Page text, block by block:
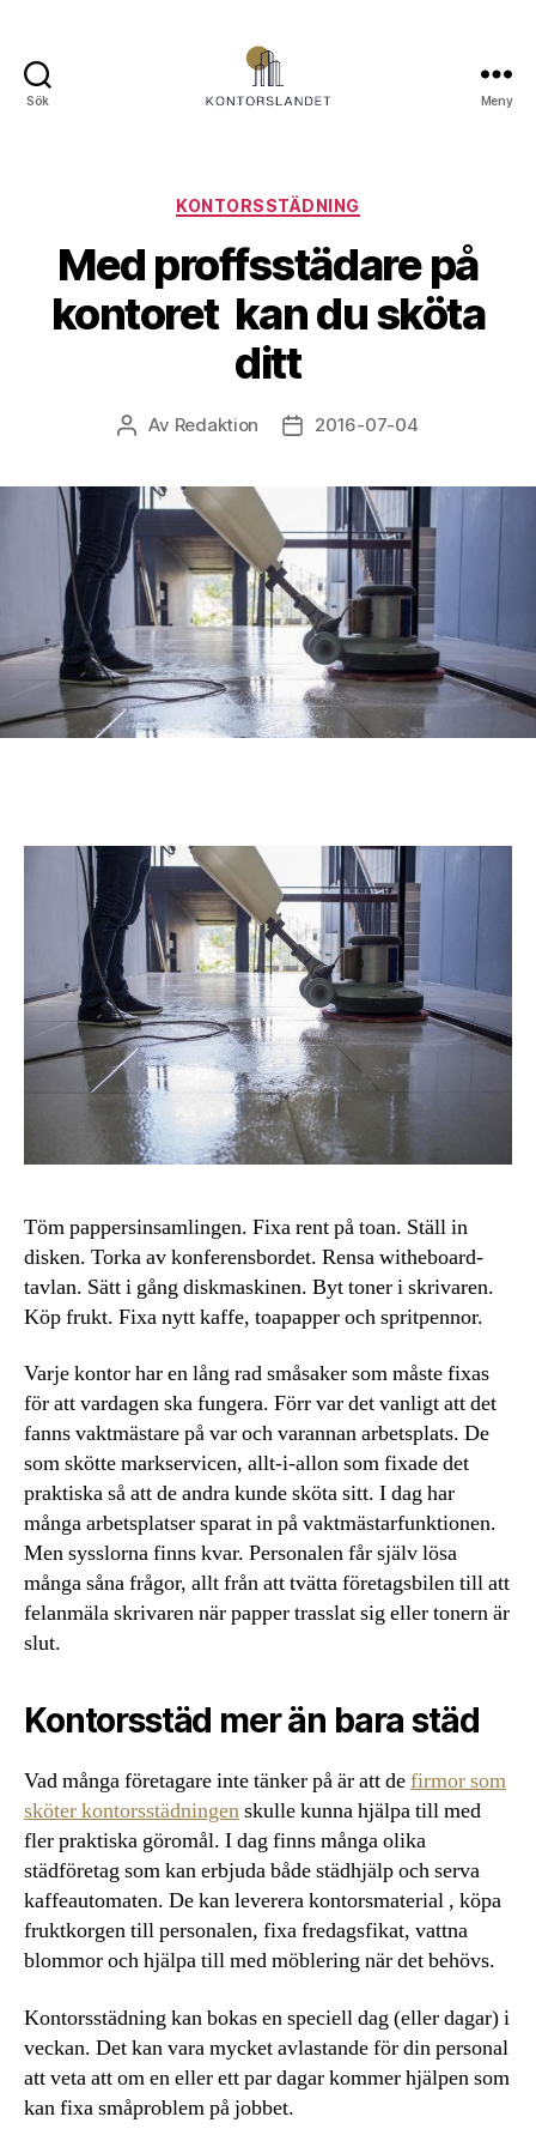
Sök Meny
Kategorier
KONTORSSTÄDNING
Med proffsstädare på
kontoret kan du sköta
ditt
Inläggsförfattare
Av Redaktion Inläggsdatum
2016-07-04
Töm pappersinsamlingen. Fixa rent på toan. Ställ in
disken. Torka av konferensbordet. Rensa witheboard-
tavlan. Sätt i gång diskmaskinen. Byt toner i skrivaren.
Köp frukt. Fixa nytt kaffe, toapapper och spritpennor.
Varje kontor har en lång rad småsaker som måste fixas
för att vardagen ska fungera. Förr var det vanligt att det
fanns vaktmästare på var och varannan arbetsplats. De
som skötte markservicen, allt-i-allon som fixade det
praktiska så att de andra kunde sköta sitt. I dag har
många arbetsplatser sparat in på vaktmästarfunktionen.
Men sysslorna finns kvar. Personalen får själv lösa
många såna frågor, allt från att tvätta företagsbilen till att
felanmäla skrivaren när papper trasslat sig eller tonern är
slut.
Kontorsstäd mer än bara städ
Vad många företagare inte tänker på är att defirmor som
sköter kontorsstädningenskulle kunna hjälpa till med
fler praktiska göromål. I dag finns många olika
städföretag som kan erbjuda både städhjälp och serva
kaffeautomaten. De kan leverera kontorsmaterial , köpa
fruktkorgen till personalen, fixa fredagsfikat, vattna
blommor och hjälpa till med möblering när det behövs.
Kontorsstädning kan bokas en speciell dag (eller dagar) i
veckan. Det kan vara mycket avlastande för din personal
att veta att om en eller ett par dagar kommer hjälpen som
kan fixa småproblem på jobbet.